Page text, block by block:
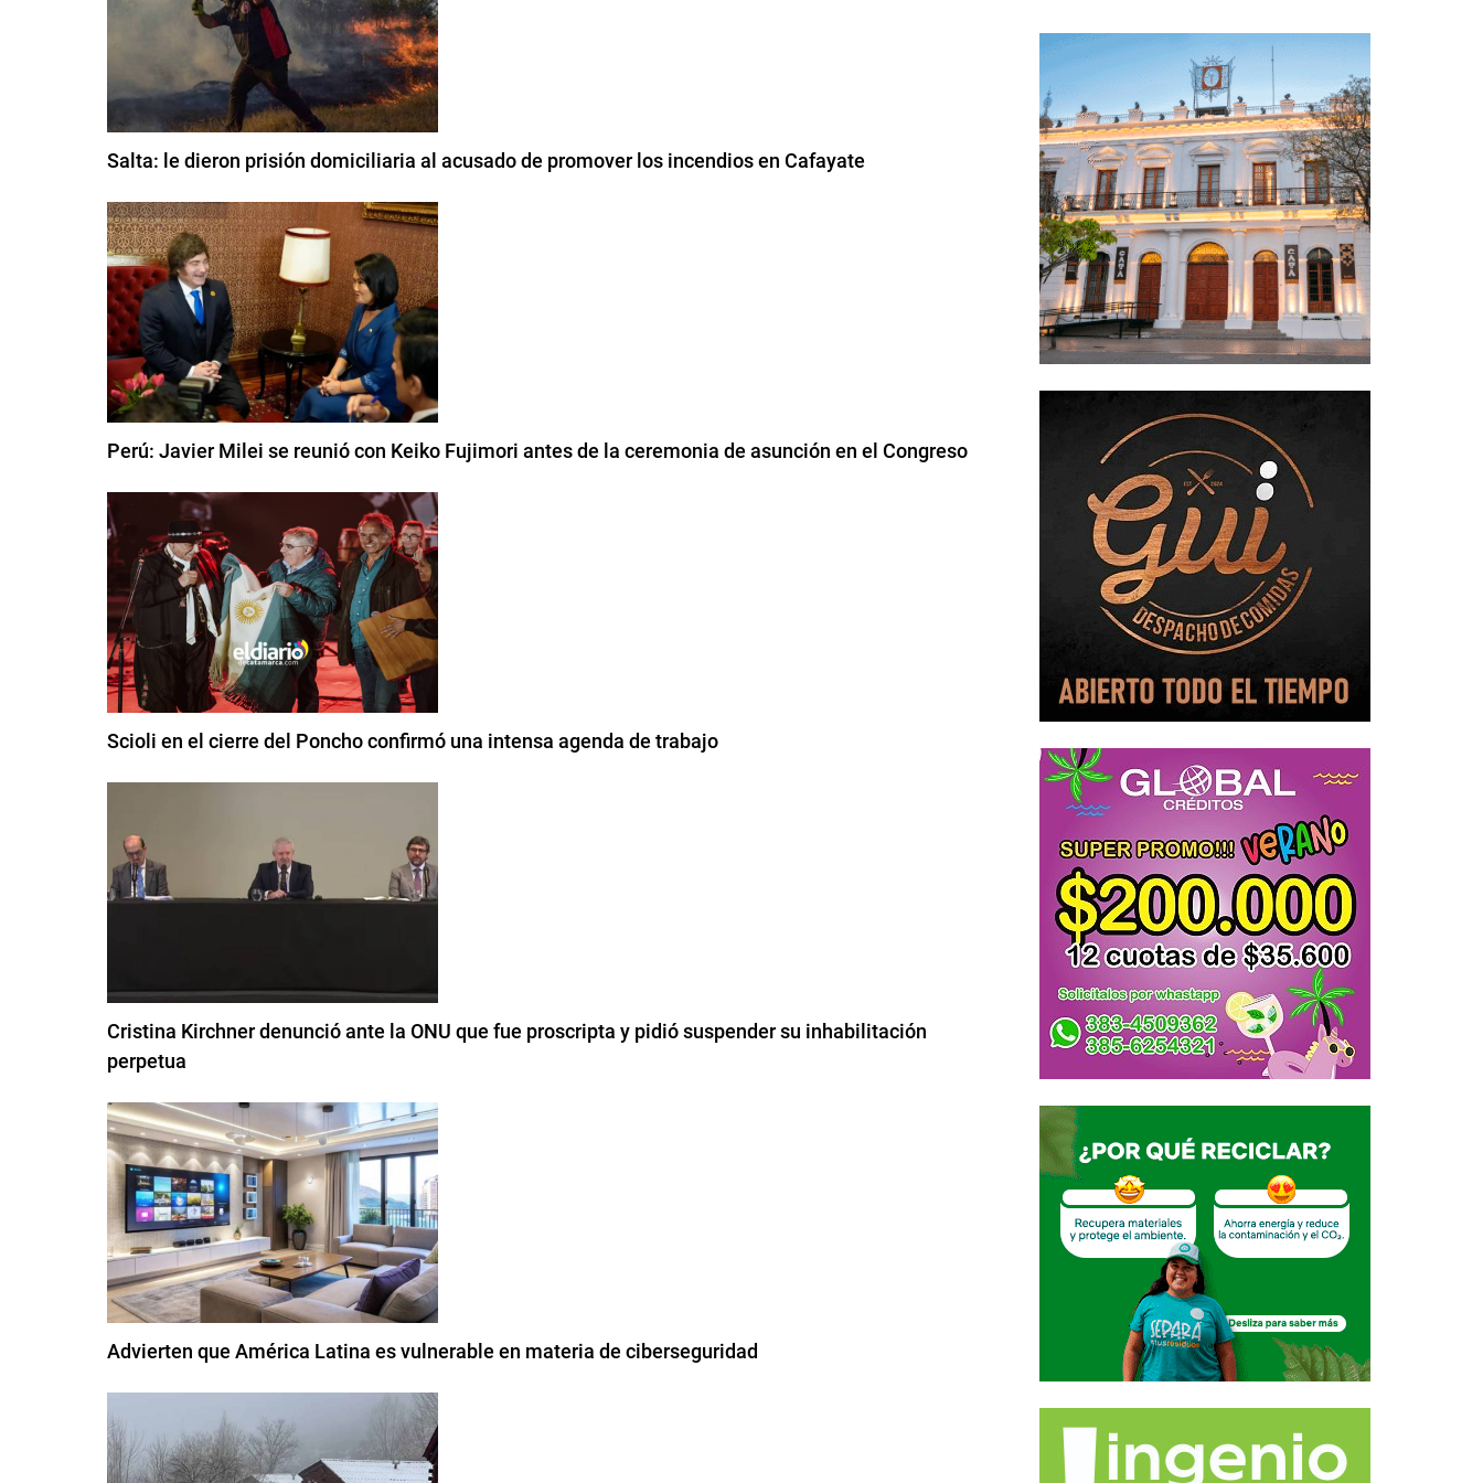
Salta: le dieron prisión domiciliaria al acusado de promover los incendios en Cafayate
Perú: Javier Milei se reunió con Keiko Fujimori antes de la ceremonia de asunción en el Congreso
Scioli en el cierre del Poncho confirmó una intensa agenda de trabajo
Cristina Kirchner denunció ante la ONU que fue proscripta y pidió suspender su inhabilitación
perpetua
Advierten que América Latina es vulnerable en materia de ciberseguridad